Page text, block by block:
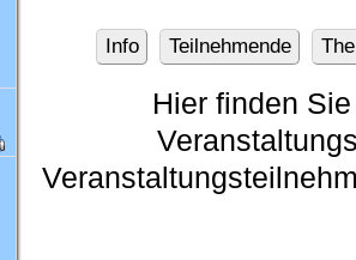
Info Teilnehmende
Hier finden